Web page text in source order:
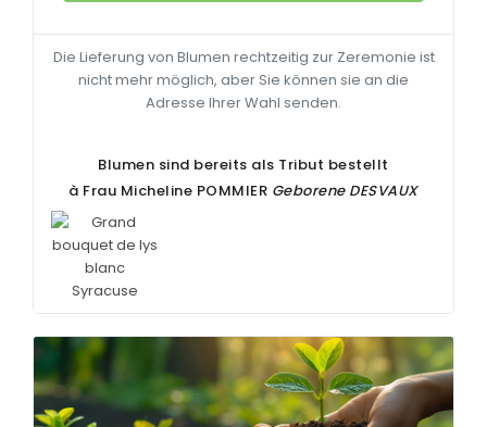
Die Lieferung von Blumen rechtzeitig zur Zeremonie ist
nicht mehr möglich, aber Sie können sie an die
Adresse Ihrer Wahl senden.
Blumen sind bereits als Tribut bestellt
à Frau Micheline POMMIER Geborene DESVAUX